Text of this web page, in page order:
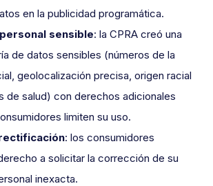
en la publicidad programática.
sensible: la CPRA creó una
de datos sensibles (números de la
geolocalización precisa, origen racial
de salud) con derechos adicionales
limiten su uso.
: los consumidores
a solicitar la corrección de su
inexacta.